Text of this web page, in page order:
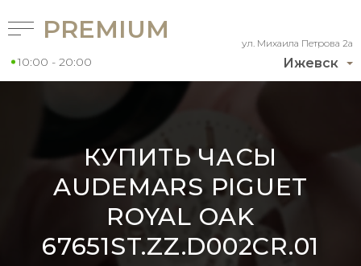
Ижевск
ул. Михаила Петрова 2а
PREMIUM
10:00 - 20:00
КУПИТЬ ЧАСЫ
AUDEMARS PIGUET
ROYAL OAK
67651ST.ZZ.D002CR.01